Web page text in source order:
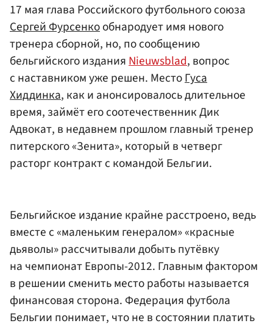
17 мая глава Российского футбольного союза
Сергей Фурсенкообнародует имя нового
тренера сборной, но, по сообщению
бельгийского издания Nieuwsblad, вопрос
с наставником уже решен. МестоГуса
Хиддинка, как и анонсировалось длительное
время, займёт его соотечественник Дик
Адвокат, в недавнем прошлом главный тренер
питерского «Зенита», который в четверг
расторг контракт с командой Бельгии.
Бельгийское издание крайне расстроено, ведь
вместе с «маленьким генералом» «красные
дьяволы» рассчитывали добыть путёвку
на чемпионат Европы-2012. Главным фактором
в решении сменить место работы называется
финансовая сторона. Федерация футбола
Бельгии понимает, что не в состоянии платить